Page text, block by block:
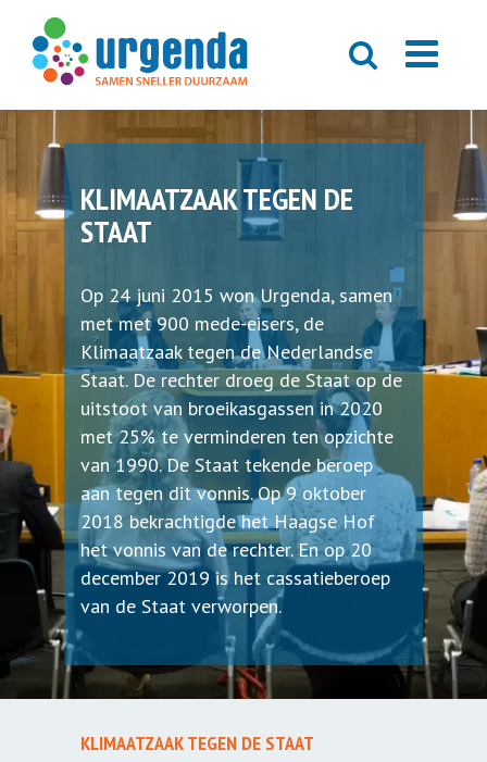
KLIMAATZAAK TEGEN DE
STAAT
Op 24 juni 2015 won Urgenda, samen
met met 900 mede-eisers, de
Klimaatzaak tegen de Nederlandse
Staat. De rechter droeg de Staat op de
uitstoot van broeikasgassen in 2020
met 25% te verminderen ten opzichte
van 1990. De Staat tekende beroep
aan tegen dit vonnis. Op 9 oktober
2018 bekrachtigde het Haagse Hof
het vonnis van de rechter. En op 20
december 2019 is het cassatieberoep
van de Staat verworpen.
KLIMAATZAAK TEGEN DE STAAT